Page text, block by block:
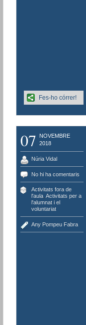
Fes-ho córrer!
07
NOVEMBRE
2018
Núria Vidal
No hi ha comentaris
Activitats fora de
l'aula, Activitats per a
l'alumnat i el
voluntariat
Any Pompeu Fabra